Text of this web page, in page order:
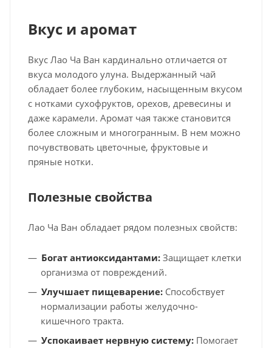
Вкус и аромат
Вкус Лао Ча Ван кардинально отличается от
вкуса молодого улуна. Выдержанный чай
обладает более глубоким, насыщенным вкусом
с нотками сухофруктов, орехов, древесины и
даже карамели. Аромат чая также становится
более сложным и многогранным. В нем можно
почувствовать цветочные, фруктовые и
пряные нотки.
Полезные свойства
Лао Ча Ван обладает рядом полезных свойств:
Богат антиоксидантами: Защищает клетки
организма от повреждений.
Улучшает пищеварение: Способствует
нормализации работы желудочно-
кишечного тракта.
Успокаивает нервную систему: Помогает